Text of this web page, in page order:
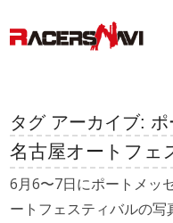
タグ アーカイブ: ポ
名古屋オートフェ
6月6〜7日にポートメッ
ートフェスティバルの